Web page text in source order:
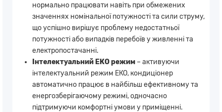
нормально працювати навіть при обмежених
значеннях номінальної потужності та сили струму,
що успішно вирішує проблему недостатньої
потужності або випадків перебоїв у живленні та
електропостачанні.
Інтелектуальний ЕКО режим – активуючи
інтелектуальний режим ЕКО, кондиціонер
автоматично працює в найбільш ефективному та
енергозберігаючому режимі, одночасно
підтримуючи комфортні умови у приміщенні.